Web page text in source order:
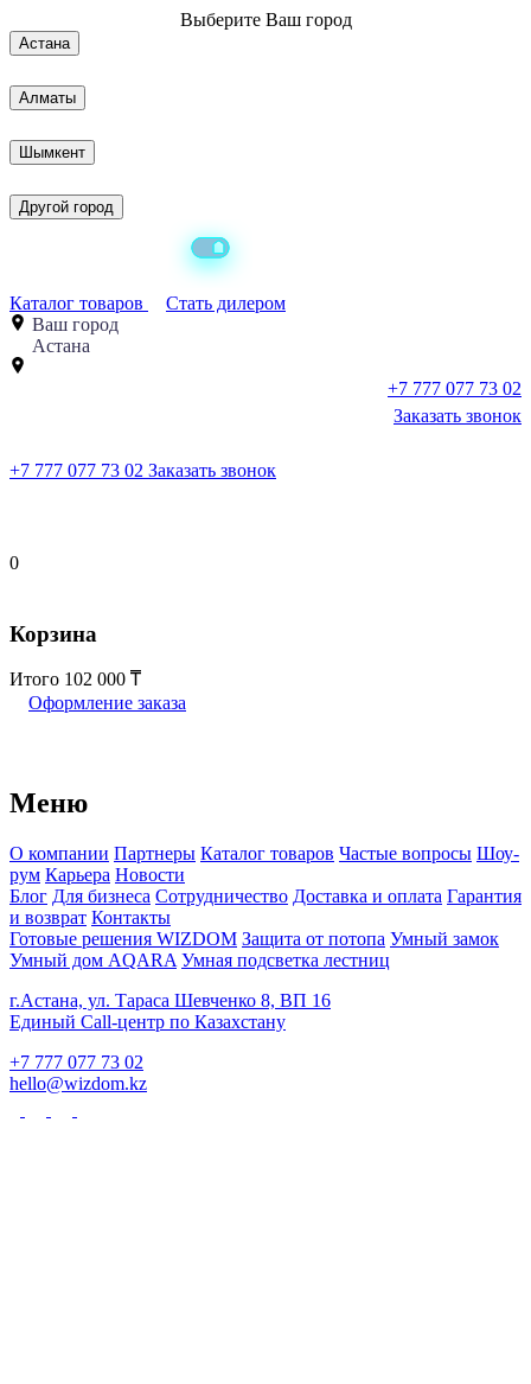
Выберите Ваш город
Астана
Алматы
Шымкент
Другой город
Каталог товаров
Стать дилером
Ваш город
Астана
+7 777 077 73 02
Заказать звонок
+7 777 077 73 02 Заказать звонок
0
Корзина
Итого 102 000
Оформление заказа
Меню
О компании Партнеры Каталог товаров Частые вопросы Шоу-
рум Карьера Новости
Блог Для бизнеса Сотрудничество Доставка и оплата Гарантия
и возврат Контакты
Готовые решения WIZDOM Защита от потопа Умный замок
Умный дом AQARA Умная подсветка лестниц
г.Астана, ул. Тараса Шевченко 8, ВП 16
Единый Call-центр по Казахстану
+7 777 077 73 02
hello@wizdom.kz